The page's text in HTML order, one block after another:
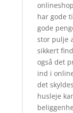
har gode
gode
stor pulje
sikkert
også det
ind i
det
husleje